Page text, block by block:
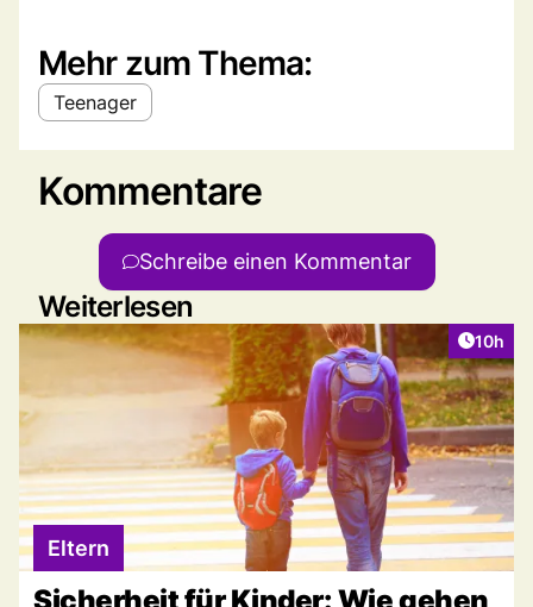
Mehr zum Thema:
Teenager
Kommentare
Schreibe einen Kommentar
Weiterlesen
Artikel
10h
Eltern